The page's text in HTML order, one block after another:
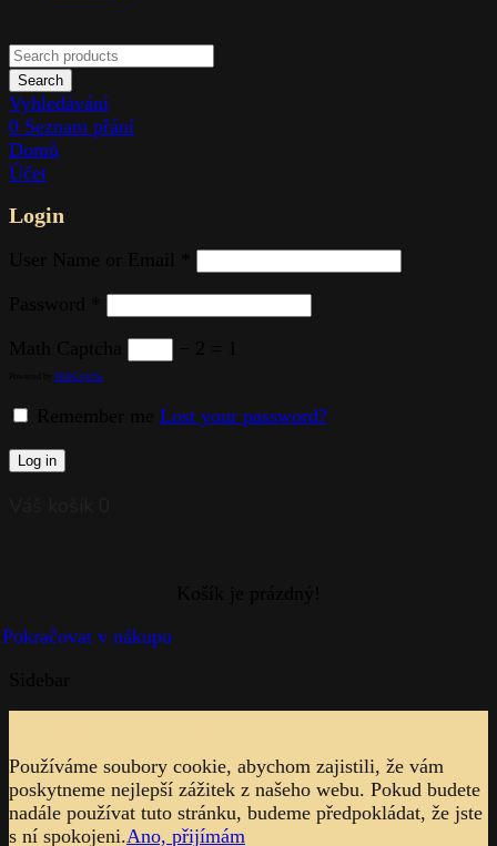
Search
Vyhledávání
0 Seznam přání
Domů
Účet
Login
MathCaptcha
Lost your password?
Log in
Používáme soubory cookie, abychom zajistili, že vám
poskytneme nejlepší zážitek z našeho webu. Pokud budete
nadále používat tuto stránku, budeme předpokládat, že jste
s ní spokojeni.Ano, přijímám